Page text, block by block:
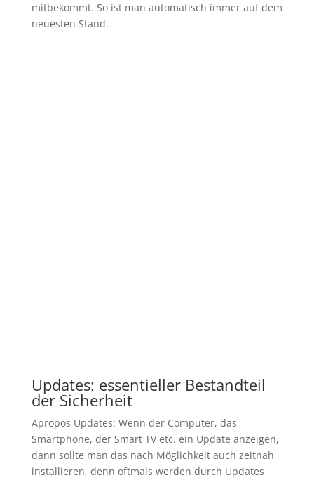
mitbekommt. So ist man automatisch immer auf dem
neuesten Stand.
Updates: essentieller Bestandteil
der Sicherheit
Apropos Updates: Wenn der Computer, das
Smartphone, der Smart TV etc. ein Update anzeigen,
dann sollte man das nach Möglichkeit auch zeitnah
installieren, denn oftmals werden durch Updates